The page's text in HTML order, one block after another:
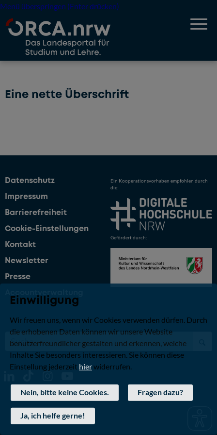
Menü überspringen (Enter drücken)
Eine nette Überschrift
Datenschutz
Impressum
Barrierefreiheit
Cookie-Einstellungen
Kontakt
Newsletter
Presse
Accountverwaltung
Ein Kooperationsvorhaben empfohlen durch
die:
Gefördert durch:
Einwilligung
Wir freuen uns, wenn wir Cookies verwenden dürfen. Durch
die erhobenen Daten können wir unsere Website
benutzerfreundlicher gestalten und erkennen, welche
Inhalte Sie besonders interessieren. Sie können diese
Einstellung jederzeit hierwiderrufen.
Nein, bitte keine Cookies. Fragen dazu?
Ja, ich helfe gerne!